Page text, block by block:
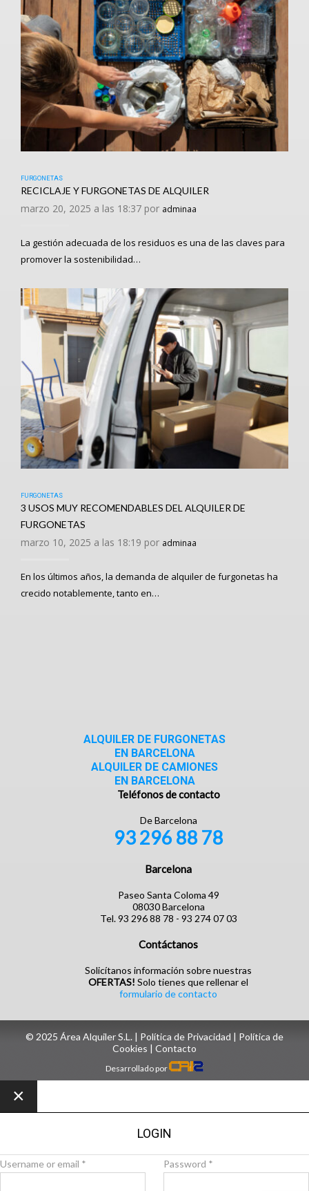
FURGONETAS
RECICLAJE Y FURGONETAS DE ALQUILER
marzo 20, 2025 a las 18:37 por adminaa
La gestión adecuada de los residuos es una de las claves para
promover la sostenibilidad…
FURGONETAS
3 USOS MUY RECOMENDABLES DEL ALQUILER DE
FURGONETAS
marzo 10, 2025 a las 18:19 por adminaa
En los últimos años, la demanda de alquiler de furgonetas ha
crecido notablemente, tanto en…
ALQUILER DE FURGONETAS
EN BARCELONA
ALQUILER DE CAMIONES
EN BARCELONA
Teléfonos de contacto
De Barcelona
93 296 88 78
Barcelona
Paseo Santa Coloma 49
08030 Barcelona
Tel. 93 296 88 78 - 93 274 07 03
Contáctanos
Solicítanos información sobre nuestras
OFERTAS! Solo tienes que rellenar el
formulario de contacto
© 2025 Área Alquiler S.L. | Política de Privacidad
Política de
Cookies
Contacto
Desarrollado por
×
LOGIN
Username or email * Password *